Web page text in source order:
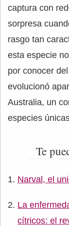
captura con
sorpresa
rasgo tan
esta especie
por conocer
evolucionó
Australia, un
especies
Te
Narval, el
La
cítricos: el